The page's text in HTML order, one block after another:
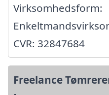
Virksomhedsform:
CVR: 32847684
Freelance